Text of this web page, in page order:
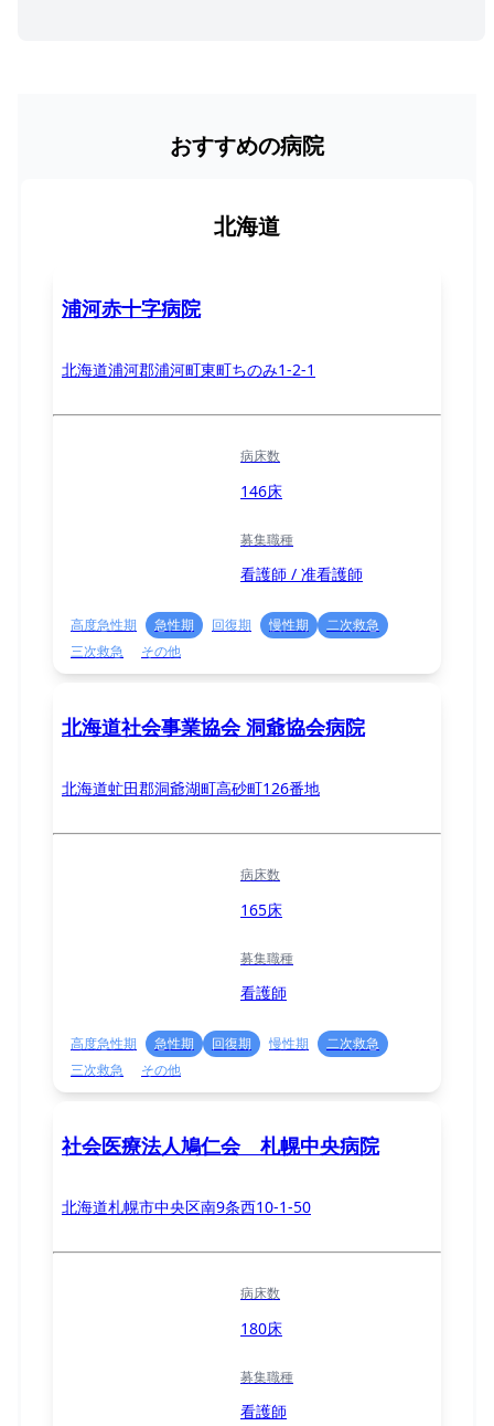
おすすめの病院
北海道
浦河赤十字病院
北海道浦河郡浦河町東町ちのみ1-2-1
病床数
146床
募集職種
看護師 / 准看護師
高度急性期 急性期 回復期 慢性期
二次救急
三次救急
その他
北海道社会事業協会 洞爺協会病院
北海道虻田郡洞爺湖町高砂町126番地
病床数
165床
募集職種
看護師
高度急性期 急性期 回復期 慢性期
二次救急
三次救急
その他
社会医療法人鳩仁会 札幌中央病院
北海道札幌市中央区南9条西10-1-50
病床数
180床
募集職種
看護師